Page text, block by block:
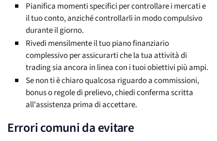
Pianifica momenti specifici per controllare i mercati e
il tuo conto, anziché controllarli in modo compulsivo
durante il giorno.
Rivedi mensilmente il tuo piano finanziario
complessivo per assicurarti che la tua attività di
trading sia ancora in linea con i tuoi obiettivi più ampi.
Se non ti è chiaro qualcosa riguardo a commissioni,
bonus o regole di prelievo, chiedi conferma scritta
all'assistenza prima di accettare.
Errori comuni da evitare